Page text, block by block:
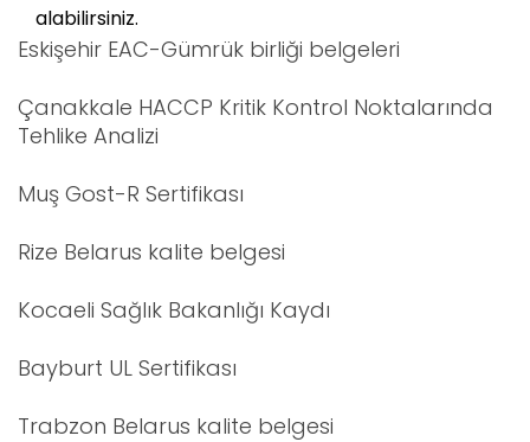
alabilirsiniz.
Eskişehir EAC-Gümrük birliği belgeleri
Çanakkale HACCP Kritik Kontrol Noktalarında
Tehlike Analizi
Muş Gost-R Sertifikası
Rize Belarus kalite belgesi
Kocaeli Sağlık Bakanlığı Kaydı
Bayburt UL Sertifikası
Trabzon Belarus kalite belgesi